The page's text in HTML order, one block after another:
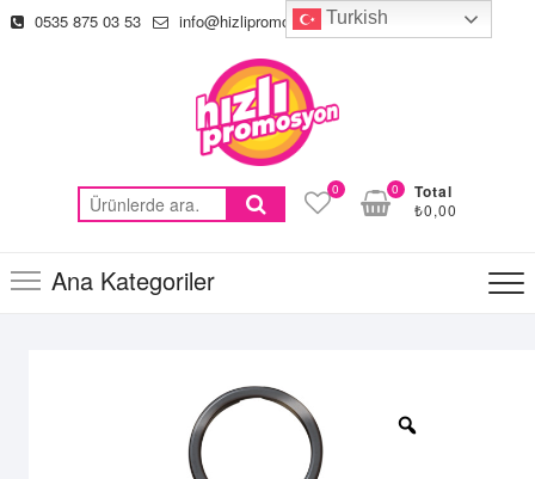
Skip 0535 875 03 53 info@hizlipromosyon.com
Ara: 0 Total
₺0,00
0
Ana Kategoriler
Turkish